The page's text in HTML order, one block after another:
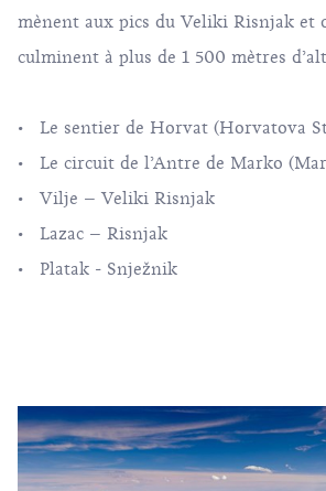
mènent aux pics du Veliki Risnjak et
culminent à plus de 1 500 mètres
• Le sentier de Horvat (Horvatova
• Le circuit de l’Antre de Marko
• Vilje – Veliki Risnjak
• Lazac – Risnjak
• Platak - Snježnik